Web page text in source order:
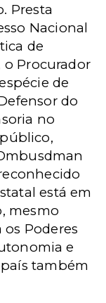
Presta
Nacional
de
o Procurador
de
do
no
está em
mesmo
Poderes
e
também